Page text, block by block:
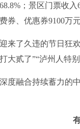
；景区门票收
券、优惠券9100万
了久违的节日狂欢
大贰了”“泸州人特
融合持续蓄力的中